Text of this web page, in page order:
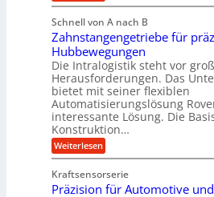
l
i
k
i
m
V
e
r
g
e
e
b
i
g
e
K
u
g
e
l
g
e
w
e
r
t
U
m
s
a
t
u
M
e
h
r
A
r
b
e
i
t
s
l
o
Schnell von A nach B
Zahnstangengetriebe für
Hubbewegungen
Die Intralogistik steht vor
Herausforderungen. Das
bietet mit seiner flexiblen
Automatisierungslösung
interessante Lösung. Die
Konstruktion…
Weiterlesen:
Z
h
n
Kraftsensorserie
Präzision für Automotive